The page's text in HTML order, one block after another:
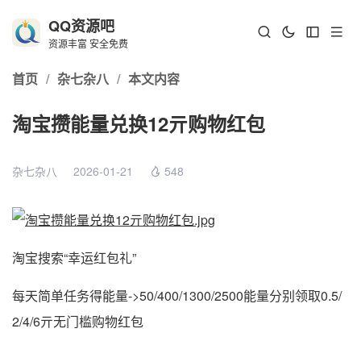
QQ资源吧
资源丰富 安全免费
首页 / 杂七杂八 / 本文内容
淘宝攒能量兑换12亓购物红包
杂七杂八 2026-01-21 548
淘宝搜索“幸运红包礼”
每天简单任务得能量->50/400/1300/2500能量分别领取0.5/
2/4/6亓无门槛购物红包